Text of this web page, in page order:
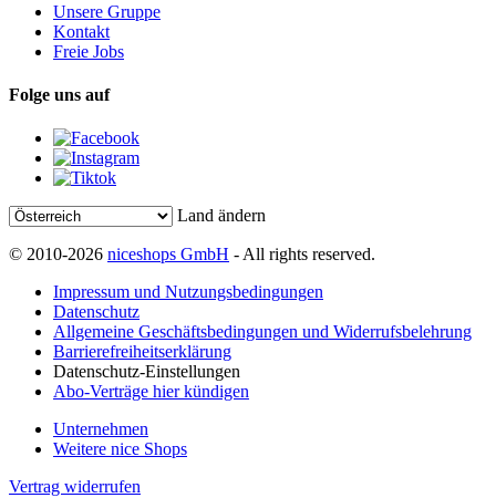
Unsere Gruppe
Kontakt
Freie Jobs
Folge uns auf
Land ändern
© 2010-2026 niceshops GmbH - All rights reserved.
Impressum und Nutzungsbedingungen
Datenschutz
Allgemeine Geschäftsbedingungen und Widerrufsbelehrung
Barrierefreiheitserklärung
Datenschutz-Einstellungen
Abo-Verträge hier kündigen
Unternehmen
Weitere nice Shops
Vertrag widerrufen